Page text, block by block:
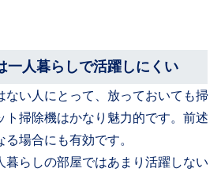
一人暮らしで活躍しにくい
ない人にとって、放っておいても掃
ト掃除機はかなり魅力的です。前述
場合にも有効です。
暮らしの部屋ではあまり活躍しない